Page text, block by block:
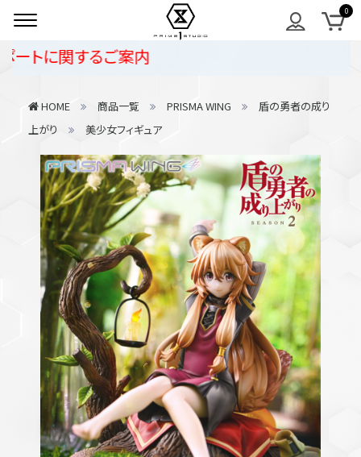
関するご案内
HOME 商品一覧 PRISMA WING
盾の勇者の成り
上がり
美少女フィギュア